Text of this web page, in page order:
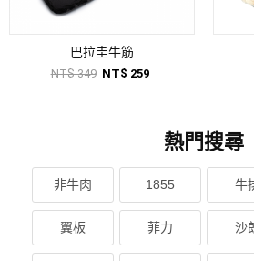
巴拉圭牛筋
NT$ 349 NT$ 259
熱門搜尋
非牛肉 1855 牛
翼板 菲力 沙